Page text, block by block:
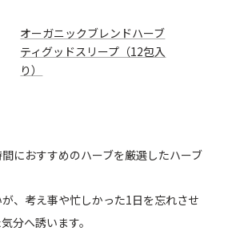
オーガニックブレンドハーブ
ティグッドスリープ（12包入
り）
におすすめのハーブを厳選したハーブ
、考え事や忙しかった1日を忘れさせ
分へ誘います。